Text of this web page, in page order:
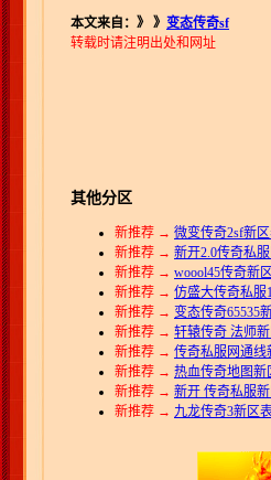
本文来自：》 》 变态传奇sf
转载时请注明出处和网址
其他分区
新推荐 → 微变传奇2sf新
新推荐 → 新开2.0传奇私
新推荐 → woool45传奇新
新推荐 → 仿盛大传奇私服
新推荐 → 变态传奇65535
新推荐 → 轩辕传奇 法师
新推荐 → 传奇私服网通线
新推荐 → 热血传奇地图新
新推荐 → 新开 传奇私服
新推荐 → 九龙传奇3新区